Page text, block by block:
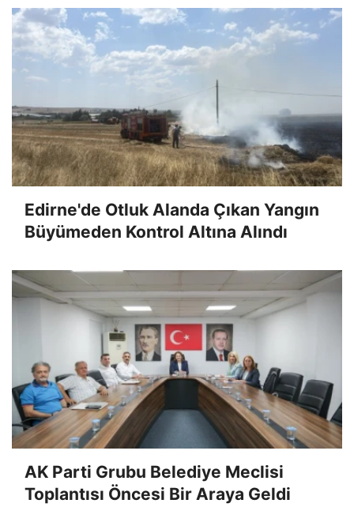
Edirne'de Otluk Alanda Çıkan Yangın
Büyümeden Kontrol Altına Alındı
AK Parti Grubu Belediye Meclisi
Toplantısı Öncesi Bir Araya Geldi